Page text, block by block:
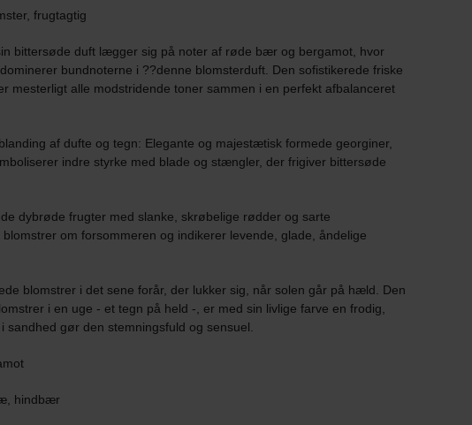
frugtagtig
bittersøde duft lægger sig på noter af røde bær og bergamot, hvor
bundnoterne i ??denne blomsterduft. Den sofistikerede friske
mesterligt alle modstridende toner sammen i en perfekt afbalanceret
af dufte og tegn: Elegante og majestætisk formede georginer,
indre styrke med blade og stængler, der frigiver bittersøde
dybrøde frugter med slanke, skrøbelige rødder og sarte
om forsommeren og indikerer levende, glade, åndelige
blomstrer i det sene forår, der lukker sig, når solen går på hæld. Den
i en uge - et tegn på held -, er med sin livlige farve en frodig,
gør den stemningsfuld og sensuel.
hindbær